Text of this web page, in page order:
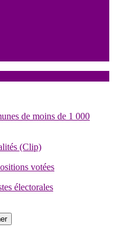
de moins de 1 000
(Clip)
votées
électorales